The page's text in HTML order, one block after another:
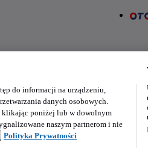
Nasze
do informacji na urządzeniu,
danych osobowych.
klikając poniżej lub w dowolnym
naszym partnerom i nie
Polityka Prywatności